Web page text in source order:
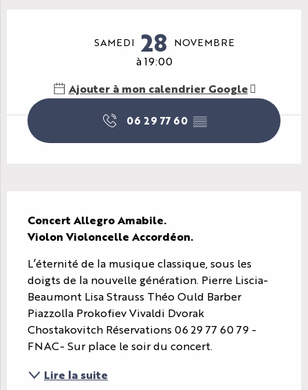
SAMEDI 28 NOVEMBRE
à 19:00
Ajouter à mon calendrier Google
06 29 77 60 ▒▒
Concert Allegro Amabile.
Violon Violoncelle Accordéon.
L’éternité de la musique classique, sous les
doigts de la nouvelle génération. Pierre Liscia-
Beaumont Lisa Strauss Théo Ould Barber
Piazzolla Prokofiev Vivaldi Dvorak
Chostakovitch Réservations 06 29 77 60 79 -
FNAC- Sur place le soir du concert.
Lire la suite